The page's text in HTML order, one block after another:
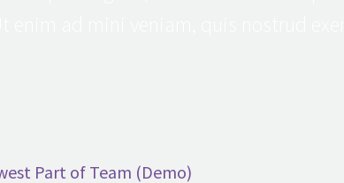
Part of Team (Demo)